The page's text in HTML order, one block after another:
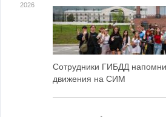
2026
Сотрудники ГИБДД
движения на СИМ